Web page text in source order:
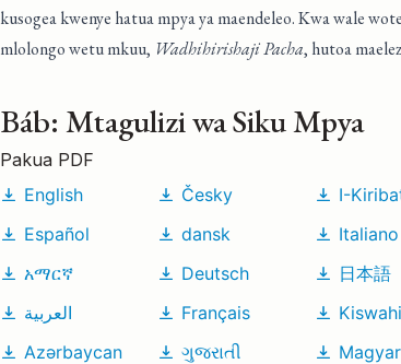
kusogea kwenye hatua mpya ya maendeleo. Kwa wale
mlolongo wetu mkuu, Wadhihirishaji Pacha, hutoa
Báb: Mtagulizi wa Siku Mpya
Pakua PDF
English
Español
አማርኛ
العربية
Azərbaycan
Česky
dansk
Deutsch
Français
ગુજરાતી
I-
Italiano
日本語
Magyar